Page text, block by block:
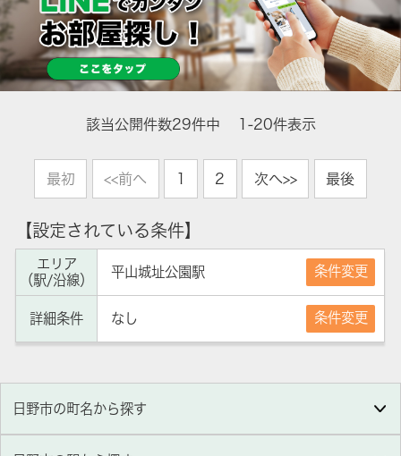
該当公開件数29件中 1-20件表示
最初 <<前へ 1 2 次へ>> 最後
【設定されている条件】
エリア
（駅/沿線）
平山城址公園駅 条件変更
詳細条件 なし 条件変更
日野市の町名から探す